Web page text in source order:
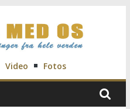
Video Fotos